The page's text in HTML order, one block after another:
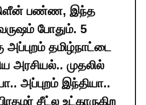
பண்ண, இந்த
போதும். 5
அப்புறம் தமிழ்நாட்டை
அரசியல்.. முதலில்
அப்புறம் இந்தியா..
சீட்ல உட்காருகிற